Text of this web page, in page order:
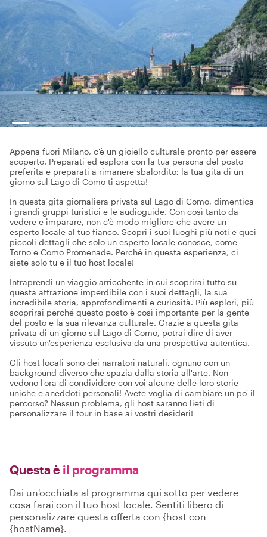
Appena fuori Milano, c'è un gioiello culturale pronto per essere
scoperto. Preparati ed esplora con la tua persona del posto
preferita e preparati a rimanere sbalordito; la tua gita di un
giorno sul Lago di Como ti aspetta!
In questa gita giornaliera privata sul Lago di Como, dimentica
i grandi gruppi turistici e le audioguide. Con così tanto da
vedere e imparare, non c'è modo migliore che avere un
esperto locale al tuo fianco. Scopri i suoi luoghi più noti e quei
piccoli dettagli che solo un esperto locale conosce, come
Torno e Como Promenade. Perché in questa esperienza, ci
siete solo tu e il tuo host locale!
Intraprendi un viaggio arricchente in cui scoprirai tutto su
questa attrazione imperdibile con i suoi dettagli, la sua
incredibile storia, approfondimenti e curiosità. Più esplori, più
scoprirai perché questo posto è così importante per la gente
del posto e la sua rilevanza culturale. Grazie a questa gita
privata di un giorno sul Lago di Como, potrai dire di aver
vissuto un'esperienza esclusiva da una prospettiva autentica.
Gli host locali sono dei narratori naturali, ognuno con un
background diverso che spazia dalla storia all'arte. Non
vedono l'ora di condividere con voi alcune delle loro storie
uniche e aneddoti personali! Avete voglia di cambiare un po' il
percorso? Nessun problema, gli host saranno lieti di
personalizzare il tour in base ai vostri desideri!
Questa è il programma
Dai un'occhiata al programma qui sotto per vedere
cosa farai con il tuo host locale. Sentiti libero di
personalizzare questa offerta con {host con
{hostName}.